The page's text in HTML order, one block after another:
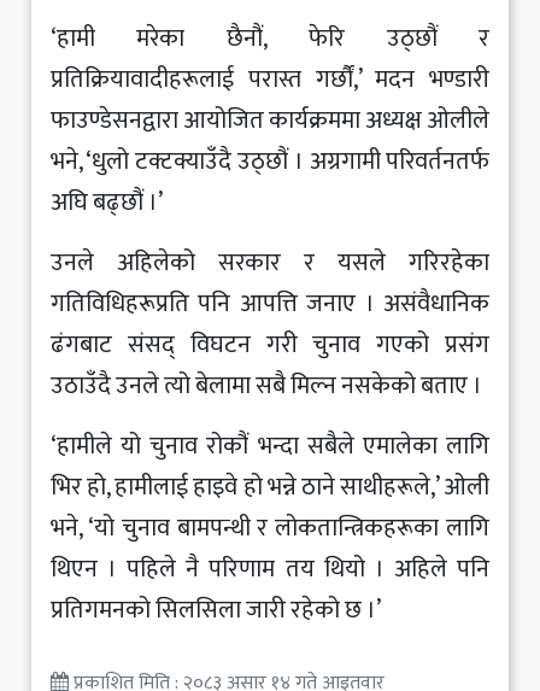
‘हामी मरेका छैनौं, फेरि उठ्छौं र
प्रतिक्रियावादीहरूलाई परास्त गर्छौं,’ मदन भण्डारी
फाउण्डेसनद्वारा आयोजित कार्यक्रममा अध्यक्ष ओलीले
भने, ‘धुलो टक्टक्याउँदै उठ्छौं । अग्रगामी परिवर्तनतर्फ
अघि बढ्छौं ।’
उनले अहिलेको सरकार र यसले गरिरहेका
गतिविधिहरूप्रति पनि आपत्ति जनाए । असंवैधानिक
ढंगबाट संसद् विघटन गरी चुनाव गएको प्रसंग
उठाउँदै उनले त्यो बेलामा सबै मिल्न नसकेको बताए ।
‘हामीले यो चुनाव रोकौं भन्दा सबैले एमालेका लागि
भिर हो, हामीलाई हाइवे हो भन्ने ठाने साथीहरूले,’ ओली
भने, ‘यो चुनाव बामपन्थी र लोकतान्त्रिकहरूका लागि
थिएन । पहिले नै परिणाम तय थियो । अहिले पनि
प्रतिगमनको सिलसिला जारी रहेको छ ।’
प्रकाशित मिति : २०८३ असार १४ गते आइतवार